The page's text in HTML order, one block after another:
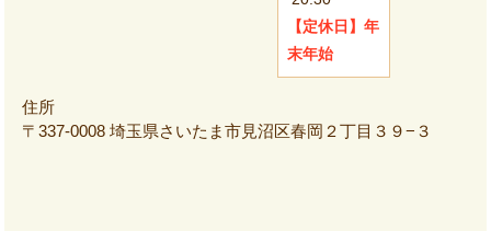
【定休日】 年
末年始
住所
〒337-0008 埼玉県さいたま市見沼区春岡２丁目３９−３